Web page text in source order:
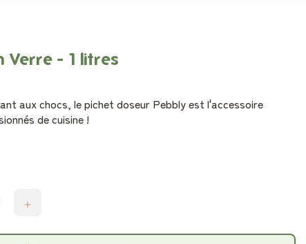
Verre - 1 litres
aux chocs, le pichet doseur Pebbly est l'accessoire
de cuisine !